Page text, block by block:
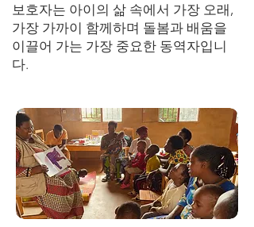
보호자는 아이의 삶 속에서 가장 오래,
가장 가까이 함께하며 돌봄과 배움을
이끌어 가는 가장 중요한 동역자입니
다.